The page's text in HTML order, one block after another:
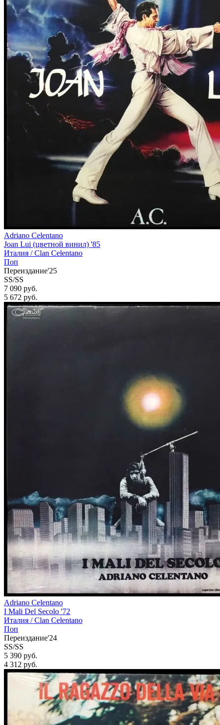
Adriano Celentano
Joan Lui (цветной винил) '85
Италия /Clan Celentano
Поп
Переиздание'25
SS/SS
7 090 руб.
5 672 руб.
Adriano Celentano
I Mali Del Secolo '72
Италия /Clan Celentano
Поп
Переиздание'24
SS/SS
5 390 руб.
4 312 руб.